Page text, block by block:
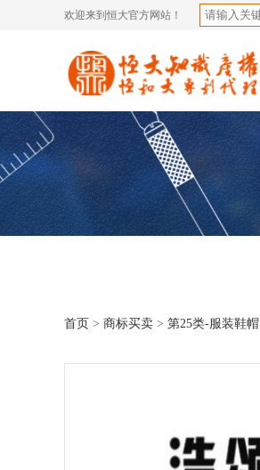
欢迎来到恒大官方网站！
首页 > 商标买卖 > 第25类-服装鞋帽